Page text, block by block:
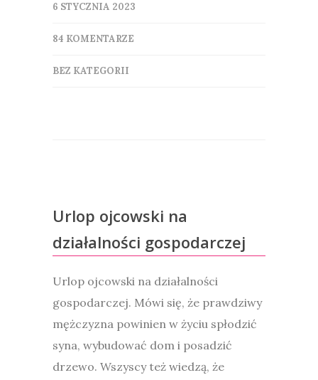
6 STYCZNIA 2023
84 KOMENTARZE
BEZ KATEGORII
Urlop ojcowski na
działalności gospodarczej
Urlop ojcowski na działalności
gospodarczej. Mówi się, że prawdziwy
mężczyzna powinien w życiu spłodzić
syna, wybudować dom i posadzić
drzewo. Wszyscy też wiedzą, że